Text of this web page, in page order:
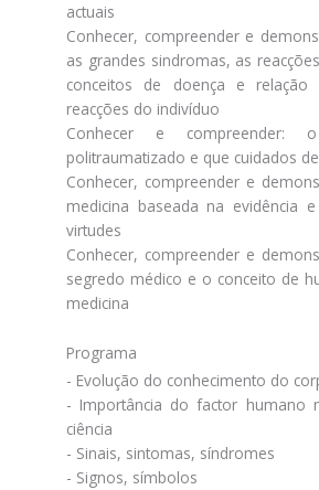
actuais
Conhecer, compreender e
as grandes sindromas, as
conceitos de doença e
reacções do indivíduo
Conhecer e
politraumatizado e que cuidados
Conhecer, compreender e
medicina baseada na evidência
virtudes
Conhecer, compreender e
segredo médico e o conceito de
medicina
Programa
- Evolução do conhecimento do
- Importância do factor humano
ciência
- Sinais, sintomas, síndromes
- Signos, símbolos